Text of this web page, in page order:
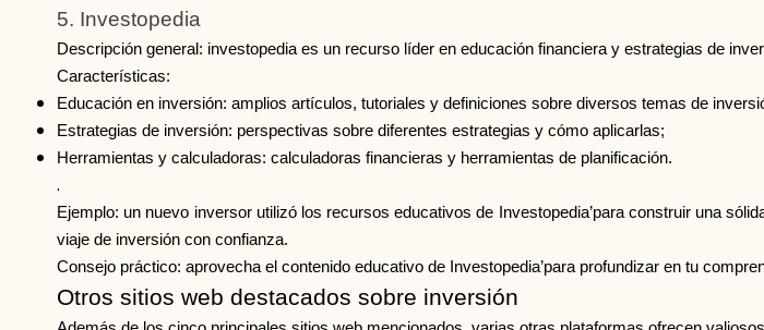
5. Investopedia
Descripción general: investopedia es un recurso líder en educación financiera y estrategias de
Características:
Educación en inversión: amplios artículos, tutoriales y definiciones sobre diversos temas de
Estrategias de inversión: perspectivas sobre diferentes estrategias y cómo aplicarlas;
Herramientas y calculadoras: calculadoras financieras y herramientas de planificación.
.
Ejemplo: un nuevo inversor utilizó los recursos educativos de Investopedia’para construir una
viaje de inversión con confianza.
Consejo práctico: aprovecha el contenido educativo de Investopedia’para profundizar en tu
Otros sitios web destacados sobre inversión